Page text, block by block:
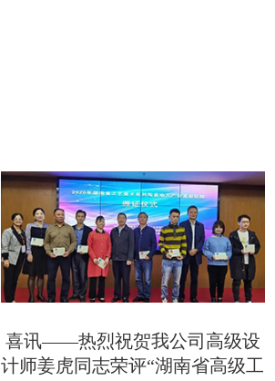
喜讯——热烈祝贺我公司高级设
计师姜虎同志荣评“湖南省高级工